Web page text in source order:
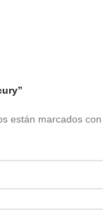
están marcados con